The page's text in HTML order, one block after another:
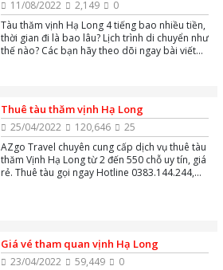
11/08/2022 2,149
0
Tàu thăm vịnh Hạ Long 4 tiếng bao nhiều tiền,
thời gian đi là bao lâu? Lịch trình di chuyển như
thế nào? Các bạn hãy theo dõi ngay bài viết
Thuê tàu thăm vịnh Hạ Long
25/04/2022 120,646
25
AZgo Travel chuyên cung cấp dịch vụ thuê tàu
thăm Vịnh Hạ Long từ 2 đến 550 chỗ uy tín, giá
rẻ. Thuê tàu gọi ngay Hotline 0383.144.244,
Giá vé tham quan vịnh Hạ Long
23/04/2022 59,449
0